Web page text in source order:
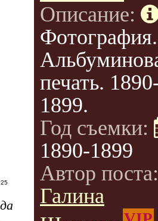
Описание:
Фотография.
печать.
1899.
Год съемки:
1890-1899
Автор
Галина